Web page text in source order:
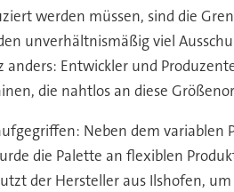
werden müssen, sind die
unverhältnismäßig viel
Entwickler und
die nahtlos an diese
Neben dem variablen
die Palette an flexiblen
der Hersteller aus Ilshofen,